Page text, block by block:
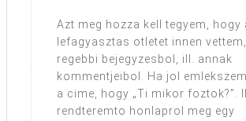
Azt meg hozza kell tegyem, hogy
lefagyasztas otletet innen
regebbi bejegyzesbol, ill. annak
kommentjeibol. Ha jol
a cime, hogy „Ti mikor foztok?”.
rendteremto honlaprol meg egy